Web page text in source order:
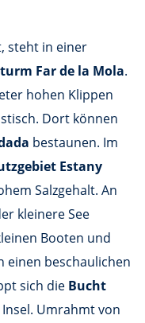
steht in einer
Far de la Mola.
hohen Klippen
Dort können
bestaunen. Im
Estany
Salzgehalt. An
kleinere See
Booten und
beschaulichen
sich die Bucht
Umrahmt von